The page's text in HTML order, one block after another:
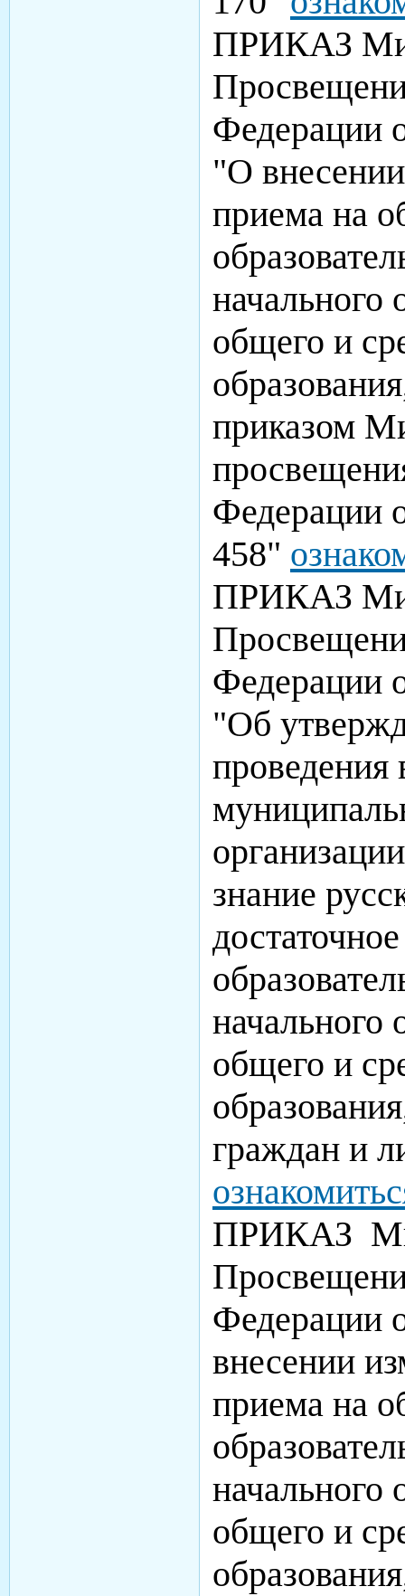
ПРИКАЗ
Федерации
"О
приема на
начального
общего и
приказом
Федерации
458"
ПРИКАЗ
Федерации
"Об
проведения
знание
начального
общего и
граждан и
ПРИКАЗ
Федерации
внесении
приема на
начального
общего и